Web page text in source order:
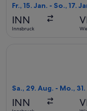
Fr., 15. Jan. - So., 17.
INN
Innsbruck
Sa., 29. Aug. - Mo.,
INN